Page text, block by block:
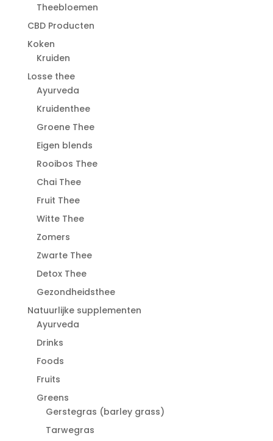
Theebloemen
CBD Producten
Koken
Kruiden
Losse thee
Ayurveda
Kruidenthee
Groene Thee
Eigen blends
Rooibos Thee
Chai Thee
Fruit Thee
Witte Thee
Zomers
Zwarte Thee
Detox Thee
Gezondheidsthee
Natuurlijke supplementen
Ayurveda
Drinks
Foods
Fruits
Greens
Gerstegras (barley grass)
Tarwegras